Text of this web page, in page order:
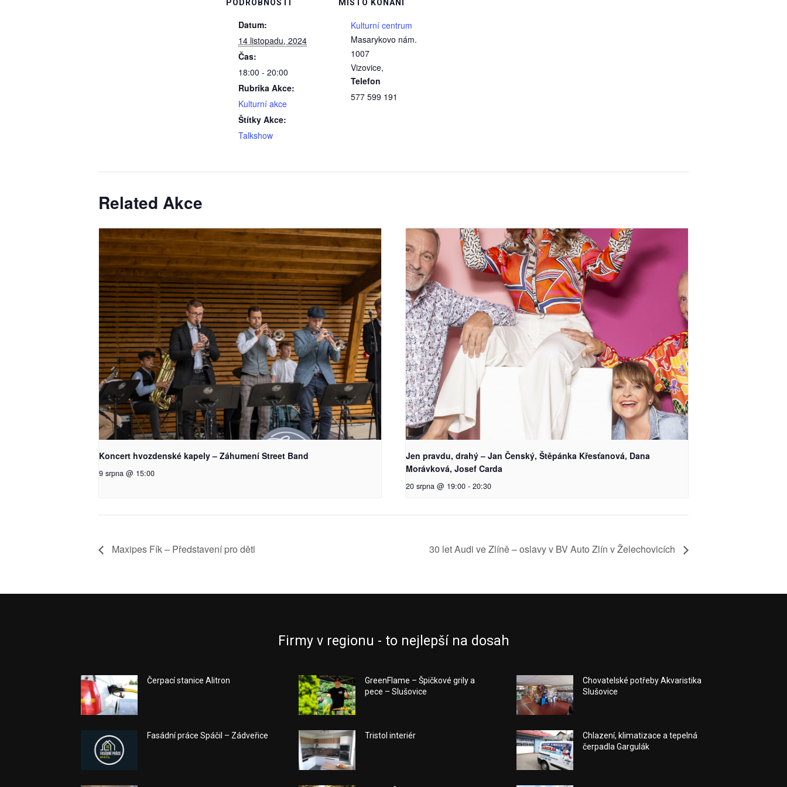
PODROBNOSTI
Datum:
14 listopadu, 2024
Čas:
18:00 - 20:00
Rubrika Akce:
Kulturní akce
Štítky Akce:
Talkshow
MÍSTO KONÁNÍ
Kulturní centrum
Masarykovo nám.
1007
Vizovice,
Telefon
577 599 191
Related Akce
Koncert hvozdenské kapely – Záhumení Street Band
9 srpna @ 15:00
Jen pravdu, drahý – Jan Čenský, Štěpánka Křesťanová, Dana
Morávková, Josef Carda
20 srpna @ 19:00 - 20:30
Maxipes Fík – Představení pro děti 30 let Audi ve Zlíně – oslavy v BV Auto Zlín v Želechovicích
Firmy v regionu - to nejlepší na dosah
Čerpací stanice Alitron
Fasádní práce Spáčil – Zádveřice
GreenFlame – Špičkové grily a
pece – Slušovice
Tristol interiér
Chovatelské potřeby Akvaristika
Slušovice
Chlazení, klimatizace a tepelná
čerpadla Gargulák